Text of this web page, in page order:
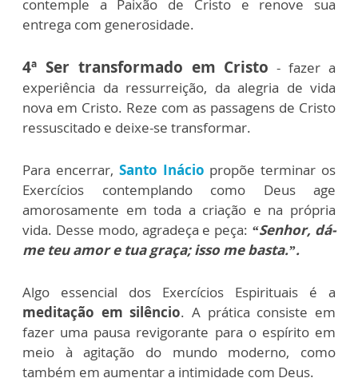
contemple a Paixão de Cristo e renove sua
entrega com generosidade.
4ª Ser transformado em Cristo - fazer a
experiência da ressurreição, da alegria de vida
nova em Cristo. Reze com as passagens de Cristo
ressuscitado e deixe-se transformar.
Para encerrar, Santo Inácio propõe terminar os
Exercícios contemplando como Deus age
amorosamente em toda a criação e na própria
vida. Desse modo, agradeça e peça: “Senhor, dá-
me teu amor e tua graça; isso me basta.”.
Algo essencial dos Exercícios Espirituais é a
meditação em silêncio. A prática consiste em
fazer uma pausa revigorante para o espírito em
meio à agitação do mundo moderno, como
também em aumentar a intimidade com Deus.